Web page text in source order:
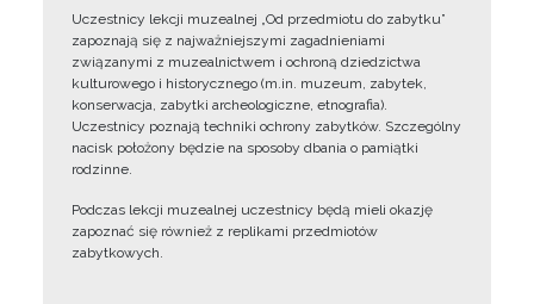
Uczestnicy lekcji muzealnej „Od przedmiotu do zabytku”
zapoznają się z najważniejszymi zagadnieniami
związanymi z muzealnictwem i ochroną dziedzictwa
kulturowego i historycznego (m.in. muzeum, zabytek,
konserwacja, zabytki archeologiczne, etnografia).
Uczestnicy poznają techniki ochrony zabytków. Szczególny
nacisk położony będzie na sposoby dbania o pamiątki
rodzinne.
Podczas lekcji muzealnej uczestnicy będą mieli okazję
zapoznać się również z replikami przedmiotów
zabytkowych.